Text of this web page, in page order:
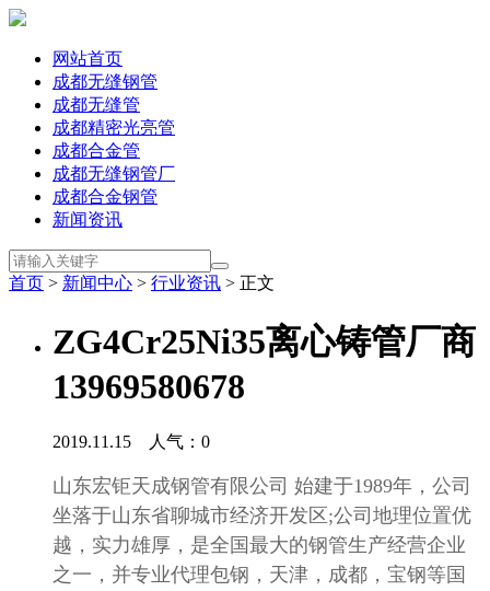
网站首页
成都无缝钢管
成都无缝管
成都精密光亮管
成都合金管
成都无缝钢管厂
成都合金钢管
新闻资讯
首页 > 新闻中心 > 行业资讯 > 正文
ZG4Cr25Ni35离心铸管厂商
13969580678
2019.11.15 人气： 0
山东宏钜天成钢管有限公司 始建于1989年，公司
坐落于山东省聊城市经济开发区;公司地理位置优
越，实力雄厚，是全国最大的钢管生产经营企业
之一，并专业代理包钢，天津，成都，宝钢等国